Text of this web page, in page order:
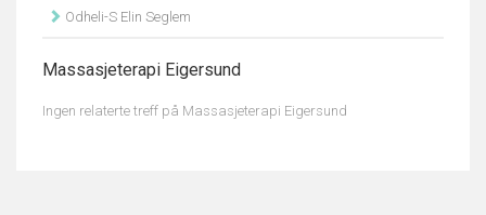
Odheli-S Elin Seglem
Massasjeterapi Eigersund
Ingen relaterte treff på Massasjeterapi Eigersund